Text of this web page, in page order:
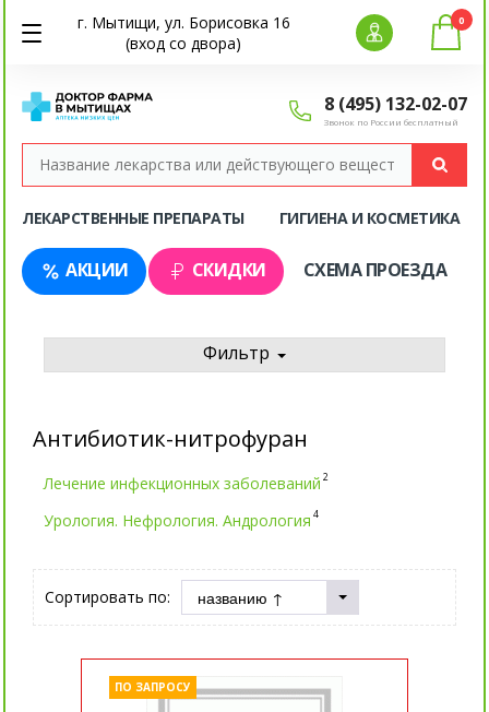
г. Мытищи, ул. Борисовка 16
(вход со двора)
8 (495) 132-02-07
Звонок по России бесплатный
0
ЛЕКАРСТВЕННЫЕ ПРЕПАРАТЫ ГИГИЕНА И КОСМЕТИКА
АКЦИИ СКИДКИ СХЕМА ПРОЕЗДА
Фильтр
Антибиотик-нитрофуран
Лечение инфекционных заболеваний 2
Урология. Нефрология. Андрология 4
Сортировать по:
ПО ЗАПРОСУ